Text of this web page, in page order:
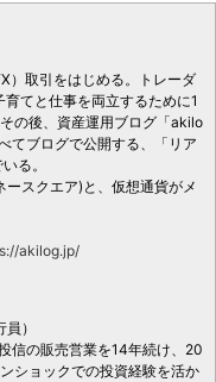
）取引をはじめる。トレーダ
てと仕事を両立するために1
の後、資産運用ブログ「akilo
てブログで公開する、「リア
る。
スクエア)と、仮想通貨がメ
akilog.jp/
）
信の販売営業を14年続け、20
ショックでの投資経験を活か